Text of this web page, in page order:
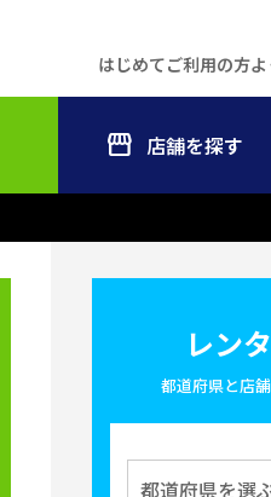
はじめてご利用の方
店舗を探す
レン
都道府県と店